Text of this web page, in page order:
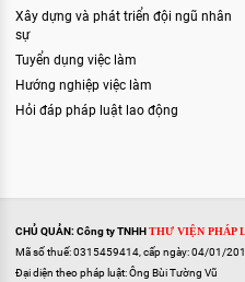
Xây dựng và phát triển đội ngũ nhân
sự
Tuyển dụng việc làm
Hướng nghiệp việc làm
Hỏi đáp pháp luật lao động
CHỦ QUẢN: Công ty TNHHTHƯ VIỆN PHÁP
Mã số thuế: 0315459414, cấp ngày: 04/01/
Đại diện theo pháp luật: Ông Bùi Tường Vũ